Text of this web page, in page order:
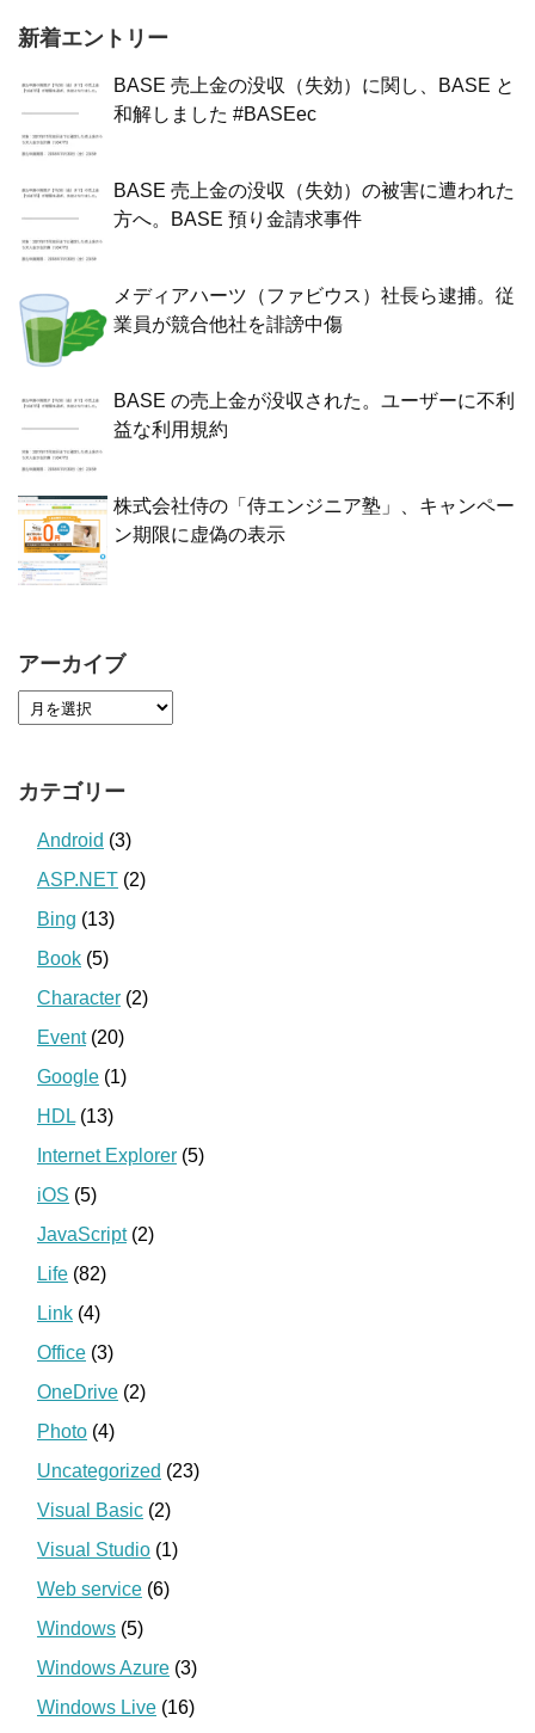
新着エントリー
BASE 売上金の没収（失効）に関し、BASE と
和解しました #BASEec
BASE 売上金の没収（失効）の被害に遭われた
方へ。BASE 預り金請求事件
メディアハーツ（ファビウス）社長ら逮捕。従
業員が競合他社を誹謗中傷
BASE の売上金が没収された。ユーザーに不利
益な利用規約
株式会社侍の「侍エンジニア塾」、キャンペー
ン期限に虚偽の表示
アーカイブ
カテゴリー
Android (3)
ASP.NET (2)
Bing (13)
Book (5)
Character (2)
Event(20)
Google (1)
HDL (13)
Internet Explorer (5)
iOS (5)
JavaScript(2)
Life (82)
Link (4)
Office (3)
OneDrive (2)
Photo (4)
Uncategorized (23)
Visual Basic (2)
Visual Studio (1)
Web service (6)
Windows (5)
Windows Azure (3)
Windows Live (16)